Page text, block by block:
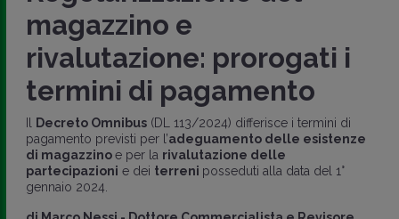
magazzino e
rivalutazione: prorogati i
termini di pagamento
Il Decreto Omnibus(DL 113/2024) differisce i termini di
pagamento previsti per l’adeguamento delle esistenze
di magazzinoe per la rivalutazione delle
partecipazioni e dei terreni posseduti alla data del 1°
gennaio 2024.